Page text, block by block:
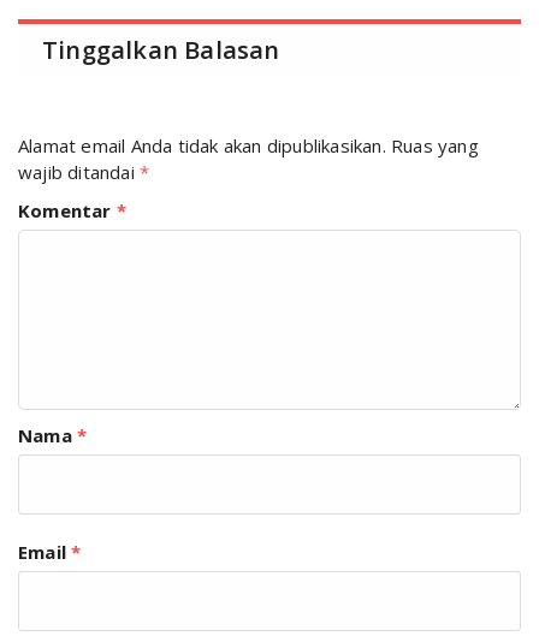
Tinggalkan Balasan
Alamat email Anda tidak akan dipublikasikan. Ruas yang
wajib ditandai *
Komentar *
Nama *
Email*